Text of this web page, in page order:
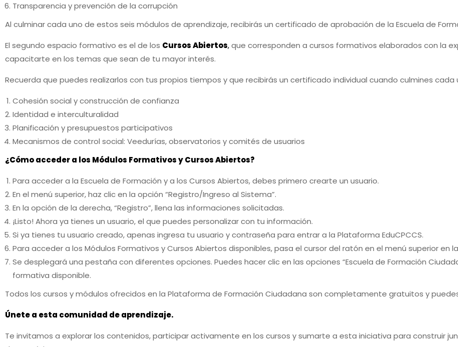
Transparencia y prevención de la corrupción
Al culminar cada uno de estos seis módulos de aprendizaje, recibirás un certificado de aprobación de la Escuela de
El segundo espacio formativo es el de los Cursos Abiertos,que corresponden a cursos formativos elaborados con la
capacitarte en los temas que sean de tu mayor interés.
Recuerda que puedes realizarlos con tus propios tiempos y que recibirás un certificado individual cuando culmines cada
Cohesión social y construcción de confianza
Identidad e interculturalidad
Planificación y presupuestos participativos
Mecanismos de control social: Veedurías, observatorios y comités de usuarios
¿Cómo acceder a los Módulos Formativos y Cursos Abiertos?
Para acceder a la Escuela de Formación y a los Cursos Abiertos, debes primero crearte un usuario.
En el menú superior, haz clic en la opción “Registro/Ingreso al Sistema”.
En la opción de la derecha, “Registro”, llena las informaciones solicitadas.
¡Listo! Ahora ya tienes un usuario, el que puedes personalizar con tu información.
Si ya tienes tu usuario creado, apenas ingresa tu usuario y contraseña para entrar a la Plataforma EduCPCCS.
Para acceder a los Módulos Formativos y Cursos Abiertos disponibles, pasa el cursor del ratón en el menú superior en
Se desplegará una pestaña con diferentes opciones. Puedes hacer clic en las opciones “Escuela de Formación
formativa disponible.
Todos los cursos y módulos ofrecidos en la Plataforma de Formación Ciudadana son completamente gratuitos y
Únete a esta comunidad de aprendizaje.
Te invitamos a explorar los contenidos, participar activamente en los cursos y sumarte a esta iniciativa para construir